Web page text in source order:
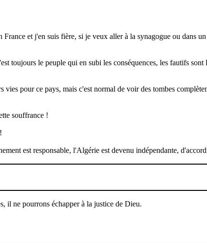
et j'en suis fière, si je veux aller à la synagogue ou dans
toujours le peuple qui en subi les conséquences, les fautifs sont
pour ce pays, mais c'est normal de voir des tombes
souffrance !
est responsable, l'Algérie est devenu indépendante,
il ne pourrons échapper à la justice de Dieu.